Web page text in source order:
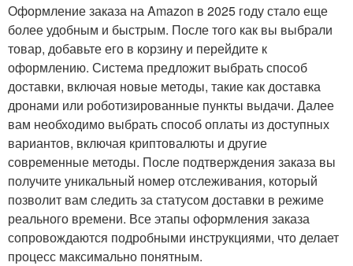
Оформление заказа на Amazon в 2025 году стало еще
более удобным и быстрым. После того как вы выбрали
товар, добавьте его в корзину и перейдите к
оформлению. Система предложит выбрать способ
доставки, включая новые методы, такие как доставка
дронами или роботизированные пункты выдачи. Далее
вам необходимо выбрать способ оплаты из доступных
вариантов, включая криптовалюты и другие
современные методы. После подтверждения заказа вы
получите уникальный номер отслеживания, который
позволит вам следить за статусом доставки в режиме
реального времени. Все этапы оформления заказа
сопровождаются подробными инструкциями, что делает
процесс максимально понятным.